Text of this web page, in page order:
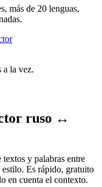
más de 20 lenguas,
a la vez.
ruso ↔
y palabras entre
Es rápido, gratuito
en cuenta el contexto.